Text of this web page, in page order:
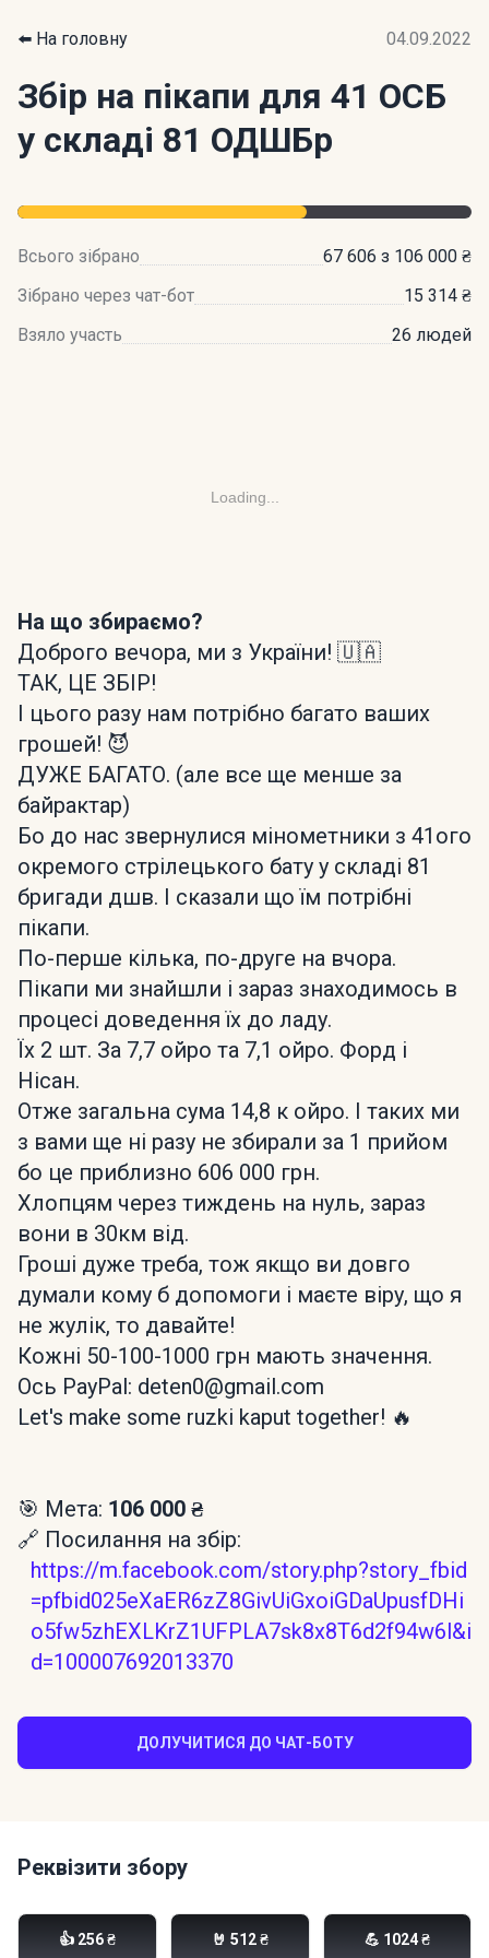
⬅️ На головну 04.09.2022
Збір на пікапи для 41 ОСБ
у складі 81 ОДШБр
Всього зібрано
67 606 з 106 000 ₴
Зібрано через чат-бот
15 314 ₴
Взяло участь
26 людей
Loading...
На що збираємо?
Доброго вечора, ми з України! 🇺🇦
ТАК, ЦЕ ЗБІР!
І цього разу нам потрібно багато ваших
грошей! 😈
ДУЖЕ БАГАТО. (але все ще менше за
байрактар)
Бо до нас звернулися мінометники з 41ого
окремого стрілецького бату у складі 81
бригади дшв. І сказали що їм потрібні
пікапи.
По-перше кілька, по-друге на вчора.
Пікапи ми знайшли і зараз знаходимось в
процесі доведення їх до ладу.
Їх 2 шт. За 7,7 ойро та 7,1 ойро. Форд і
Нісан.
Отже загальна сума 14,8 к ойро. І таких ми
з вами ще ні разу не збирали за 1 прийом
бо це приблизно 606 000 грн.
Хлопцям через тиждень на нуль, зараз
вони в 30км від.
Гроші дуже треба, тож якщо ви довго
думали кому б допомоги і маєте віру, що я
не жулік, то давайте!
Кожні 50-100-1000 грн мають значення.
Ось PayPal: deten0@gmail.com
Let's make some ruzki kaput together! 🔥
🎯 Мета: 106 000 ₴
🔗 Посилання на збір:
https://m.facebook.com/story.php?story_fbid
=pfbid025eXaER6zZ8GivUiGxoiGDaUpusfDHi
o5fw5zhEXLKrZ1UFPLA7sk8x8T6d2f94w6l&i
d=100007692013370
ДОЛУЧИТИСЯ ДО ЧАТ-БОТУ
Реквізити збору
Моно банка:
send.monobank.ua/jar/5S1V7WC6vv
👍 256 ₴ 🤘 512 ₴ 💪 1024 ₴